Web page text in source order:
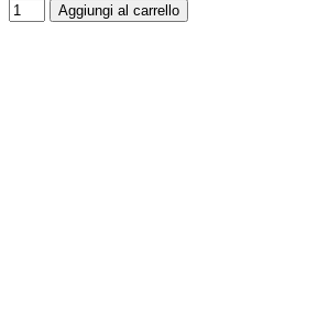
Aggiungi al carrello